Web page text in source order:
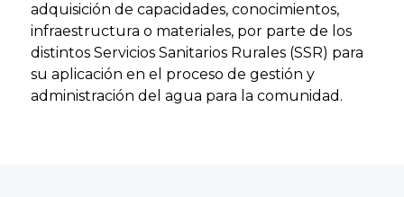
adquisición de capacidades, conocimientos,
infraestructura o materiales, por parte de los
distintos Servicios Sanitarios Rurales (SSR) para
su aplicación en el proceso de gestión y
administración del agua para la comunidad.